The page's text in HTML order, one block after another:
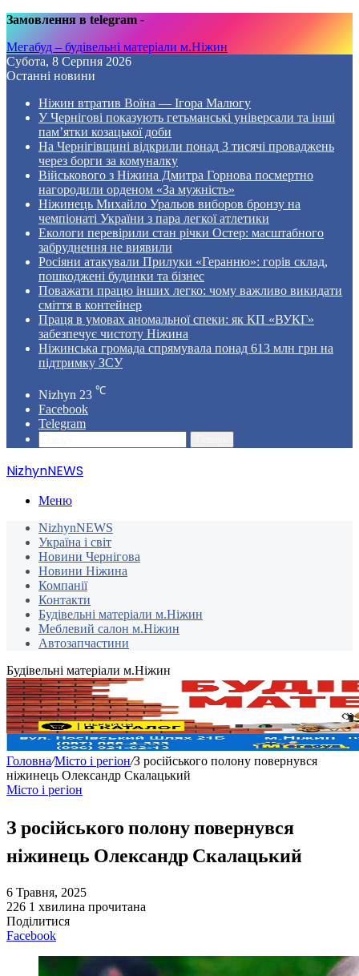
Замовлення в telegram -
Мегабуд – будівельні матеріали м.Ніжин
Субота, 8 Серпня 2026
Останні новини
Ніжин втратив Воїна — Ігора Малюгу
У Чернігові показують гетьманські універсали та інші
пам’ятки козацької доби
На Чернігівщині відкрили понад 3 тисячі проваджень
через борги за комуналку
Військового з Ніжина Дмитра Горнова посмертно
нагородили орденом «За мужність»
Ніжинець Михайло Уральов виборов бронзу на
чемпіонаті України з пара легкої атлетики
Екологи перевірили стан річки Остер: масштабного
забруднення не виявили
Росіяни атакували Прилуки «Геранню»: горів склад,
пошкоджені будинки та бізнес
Поважати працю інших легко: чому важливо викидати
сміття в контейнер
Праця в умовах аномальної спеки: як КП «ВУКГ»
забезпечує чистоту Ніжина
Ніжинська громада спрямувала понад 613 млн грн на
підтримку ЗСУ
Nizhyn 23 ℃
Facebook
Telegram
NizhynNEWS
Меню
NizhynNEWS
Україна і світ
Новини Чернігова
Новини Ніжина
Компанії
Контакти
Будівельні матеріали м.Ніжин
Меблевий салон м.Ніжин
Автозапчастини
Будівельні матеріали м.Ніжин
Головна/Місто і регіон/З російського полону повернувся
ніжинець Олександр Скалацький
Місто і регіон
З російського полону повернувся
ніжинець Олександр Скалацький
6 Травня, 2025
226 1 хвилина прочитана
Поділитися
Facebook